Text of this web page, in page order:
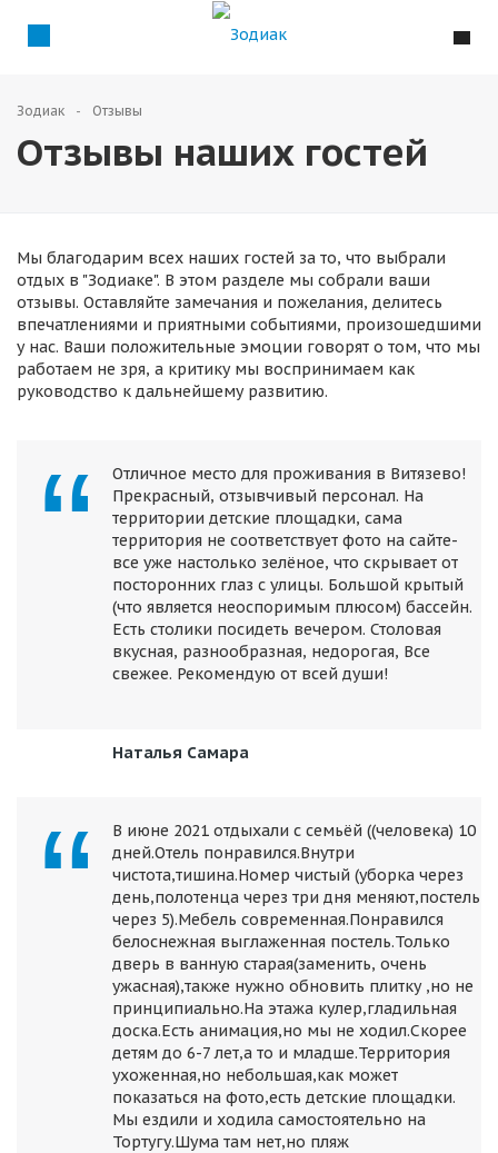
Зодиак Отзывы
Отзывы наших гостей
Мы благодарим всех наших гостей за то, что выбрали
отдых в "Зодиаке". В этом разделе мы собрали ваши
отзывы. Оставляйте замечания и пожелания, делитесь
впечатлениями и приятными событиями, произошедшими
у нас. Ваши положительные эмоции говорят о том, что мы
работаем не зря, а критику мы воспринимаем как
руководство к дальнейшему развитию.
Отличное место для проживания в Витязево!
Прекрасный, отзывчивый персонал. На
территории детские площадки, сама
территория не соответствует фото на сайте-
все уже настолько зелёное, что скрывает от
посторонних глаз с улицы. Большой крытый
(что является неоспоримым плюсом) бассейн.
Есть столики посидеть вечером. Столовая
вкусная, разнообразная, недорогая, Все
свежее. Рекомендую от всей души!
Наталья Самара
В июне 2021 отдыхали с семьёй ((человека) 10
дней.Отель понравился.Внутри
чистота,тишина.Номер чистый (уборка через
день,полотенца через три дня меняют,постель
через 5).Мебель современная.Понравился
белоснежная выглаженная постель.Только
дверь в ванную старая(заменить, очень
ужасная),также нужно обновить плитку ,но не
принципиально.На этажа кулер,гладильная
доска.Есть анимация,но мы не ходил.Скорее
детям до 6-7 лет,а то и младше.Территория
ухоженная,но небольшая,как может
показаться на фото,есть детские площадки.
Мы ездили и ходила самостоятельно на
Тортугу.Шума там нет,но пляж